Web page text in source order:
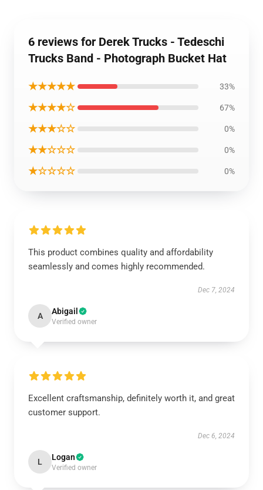
6 reviews for Derek Trucks - Tedeschi
Trucks Band - Photograph Bucket Hat
★★★★★ 33%
★★★★☆ 67%
★★★☆☆ 0%
★★☆☆☆ 0%
★☆☆☆☆ 0%
This product combines quality and affordability
seamlessly and comes highly recommended.
Dec 7, 2024
A Abigail
Verified owner
Excellent craftsmanship, definitely worth it, and great
customer support.
Dec 6, 2024
L Logan
Verified owner